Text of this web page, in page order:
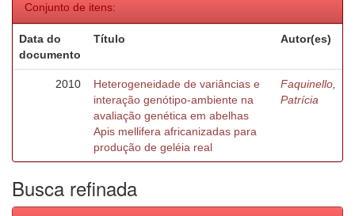
Conjunto de itens:
Data do
documento
Título Autor(es)
2010
Heterogeneidade de variâncias e
interação genótipo-ambiente na
avaliação genética em abelhas
Apis mellifera africanizadas para
produção de geléia real
Faquinello,
Patrícia
Busca refinada